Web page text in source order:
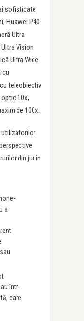
sofisticate
Huawei P40
Ultra
Vision
Ultra Wide
cu
teleobiectiv
10x,
de 100x.
utilizatorilor
din jur în
a
într-
care